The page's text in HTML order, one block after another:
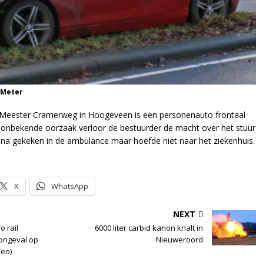
Cramerweg in Hoogeveen is een personenauto frontaal
oorzaak verloor de bestuurder de macht over het stuur
gekeken in de ambulance maar hoefde niet naar het ziekenhuis.
X WhatsApp
rail
op
NEXT
6000 liter carbid kanon knalt in
Nieuweroord